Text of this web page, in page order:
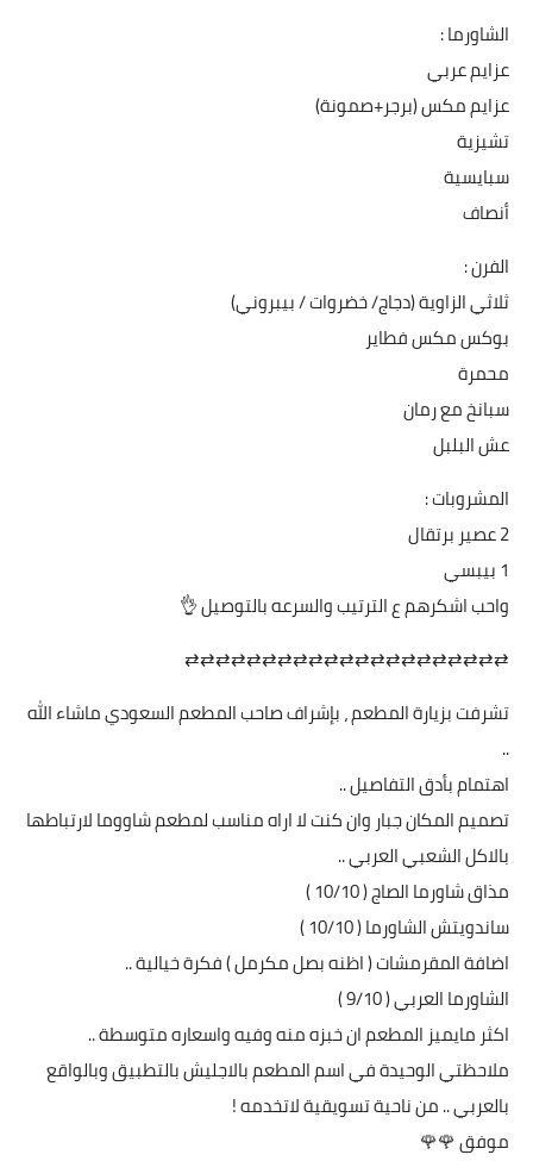
الشاورما :
عزايم عربي
عزايم مكس (برجر+صمونة)
تشيزية
سبايسية
أنصاف
الفرن :
ثلاثي الزاوية (دجاج/ خضروات / بيبروني)
بوكس مكس فطاير
محمرة
سبانخ مع رمان
عش البلبل
المشروبات :
2 عصير برتقال
1 بيبسي
واحب اشكرهم ع الترتيب والسرعه بالتوصيل 👌
⇄⇄⇄⇄⇄⇄⇄⇄⇄⇄⇄⇄⇄⇄⇄⇄⇄⇄⇄⇄⇄
تشرفت بزيارة المطعم ، بإشراف صاحب المطعم السعودي ماشاء الله
..
اهتمام بأدق التفاصيل ..
تصميم المكان جبار وان كنت لا اراه مناسب لمطعم شاووما لارتباطها
بالاكل الشعبي العربي ..
مذاق شاورما الصاج ( 10/10 )
ساندويتش الشاورما ( 10/10 )
اضافة المقرمشات ( اظنه بصل مكرمل ) فكرة خيالية ..
الشاورما العربي ( 9/10 )
اكثر مايميز المطعم ان خبزه منه وفيه واسعاره متوسطة ..
ملاحظتي الوحيدة في اسم المطعم بالاجليش بالتطبيق وبالواقع
بالعربي .. من ناحية تسويقية لاتخدمه !
موفق 🌹🌹